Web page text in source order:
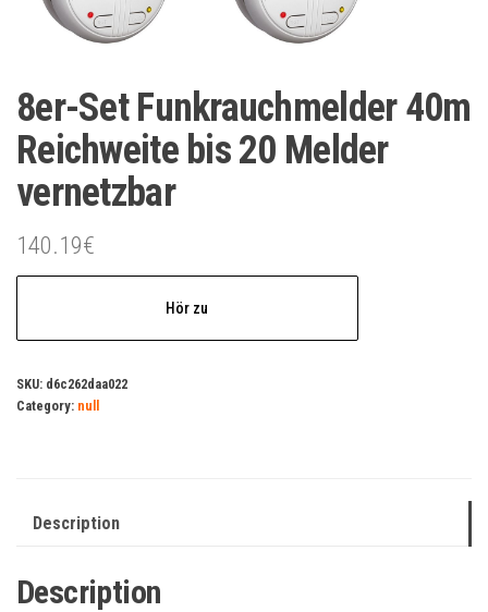
8er-Set Funkrauchmelder 40m
Reichweite bis 20 Melder
vernetzbar
140.19€
Hör zu
SKU: d6c262daa022
Category: null
Description
Description